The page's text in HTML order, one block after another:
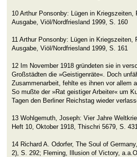
10 Arthur Ponsonby: Lügen in
Ausgabe, Viöl/Nordfriesland 1999, S. 160
11 Arthur Ponsonby: Lügen in Kriegszeiten,
Ausgabe, Viöl/Nordfriesland 1999, S. 161
12 Im November 1918 gründeten sie in
Großstädten die »Geistigenräte«. Doch
Zusammenarbeit, fehlte es ihnen vor allem
So mußte der »Rat geistiger Arbeiter« um
Tagen den Berliner Reichstag wieder
13 Wohlgemuth, Joseph: Vier Jahre
Heft 10, Oktober 1918, Thischri 5679, S.
14 Richard A. Odorfer, The Soul of
2), S. 292; Fleming, Illusion of Victory,